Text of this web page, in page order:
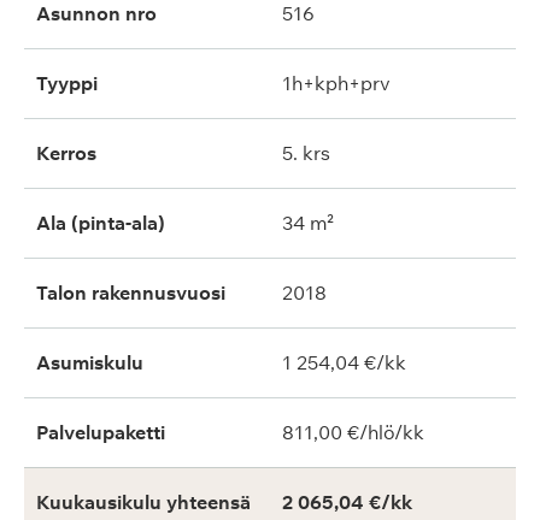
Asunnon nro 516
Tyyppi 1h+kph+prv
Kerros 5. krs
Ala (pinta-ala) 34 m²
Talon rakennusvuosi 2018
Asumiskulu 1 254,04 €/kk
Palvelupaketti 811,00 €/hlö/kk
Kuukausikulu yhteensä 2 065,04 €/kk